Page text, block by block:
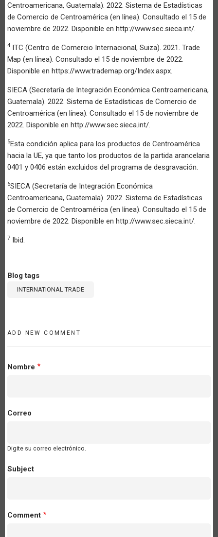
Centroamericana, Guatemala). 2022. Sistema de Estadísticas
de Comercio de Centroamérica (en línea). Consultado el 15 de
noviembre de 2022. Disponible en http://www.sec.sieca.int/.
4 ITC (Centro de Comercio Internacional, Suiza). 2021. Trade
Map (en línea). Consultado el 15 de noviembre de 2022.
Disponible en https://www.trademap.org/Index.aspx.
SIECA (Secretaría de Integración Económica Centroamericana,
Guatemala). 2022. Sistema de Estadísticas de Comercio de
Centroamérica (en línea). Consultado el 15 de noviembre de
2022. Disponible en http://www.sec.sieca.int/.
5Esta condición aplica para los productos de Centroamérica
hacia la UE, ya que tanto los productos de la partida arancelaria
0401 y 0406 están excluidos del programa de desgravación.
6SIECA (Secretaría de Integración Económica
Centroamericana, Guatemala). 2022. Sistema de Estadísticas
de Comercio de Centroamérica (en línea). Consultado el 15 de
noviembre de 2022. Disponible en http://www.sec.sieca.int/.
7 Ibid.
Blog tags
INTERNATIONAL TRADE
ADD NEW COMMENT
Nombre
Correo
Digite su correo electrónico.
Subject
Comment